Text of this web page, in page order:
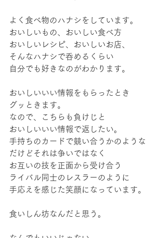
よく食べ物のハナシをしています。
おいしいもの、おいしい食べ方
おいしいレシピ、おいしいお店、
そんなハナシで呑めるくらい
自分でも好きなのがわかります。
おいしいいい情報をもらったとき
グッときます。
なので、こちらも負けじと
おいしいいい情報で返したい。
手持ちのカードで競い合うかのような
だけどそれは争いではなく
お互いの技を正面から受け合う
ライバル同士のレスラーのように
手応えを感じた笑顔になっています。
食いしん坊なんだと思う。